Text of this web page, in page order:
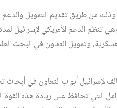
التفوق الإسرائيلي، وذلك من طريق تقديم
تنظم الدعم الأمريكي لإسرائيل
العسكرية، وتمويل التعاون في البحث
لإسرائيل أبواب التعاون في أبحاث
التي تحافظ على ريادة هذه القوة